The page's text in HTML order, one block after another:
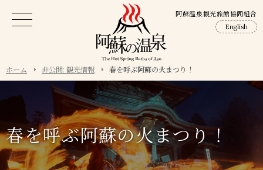
阿蘇温泉観光旅館協同組合
English
ホーム 非公開: 観光情報 春を呼ぶ阿蘇の火まつり！
春を呼ぶ阿蘇の火まつり！